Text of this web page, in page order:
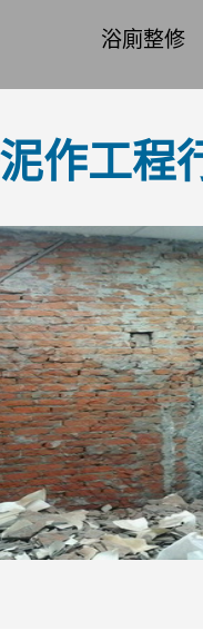
浴廁整修
作工程